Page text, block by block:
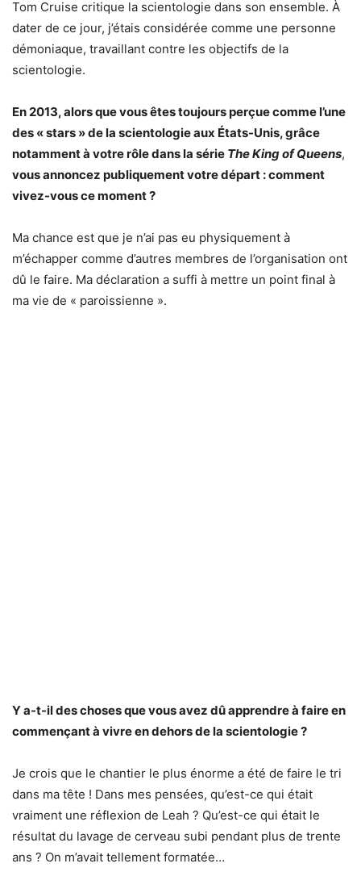
Tom Cruise critique la scientologie dans son ensemble. À
dater de ce jour, j’étais considérée comme une personne
démoniaque, travaillant contre les objectifs de la
scientologie.
En 2013, alors que vous êtes toujours perçue comme l’une
des « stars » de la scientologie aux États-Unis, grâce
notamment à votre rôle dans la série The King of Queens,
vous annoncez publiquement votre départ : comment
vivez-vous ce moment ?
Ma chance est que je n’ai pas eu physiquement à
m’échapper comme d’autres membres de l’organisation ont
dû le faire. Ma déclaration a suffi à mettre un point final à
ma vie de « paroissienne ».
Y a-t-il des choses que vous avez dû apprendre à faire en
commençant à vivre en dehors de la scientologie ?
Je crois que le chantier le plus énorme a été de faire le tri
dans ma tête ! Dans mes pensées, qu’est-ce qui était
vraiment une réflexion de Leah ? Qu’est-ce qui était le
résultat du lavage de cerveau subi pendant plus de trente
ans ? On m’avait tellement formatée…